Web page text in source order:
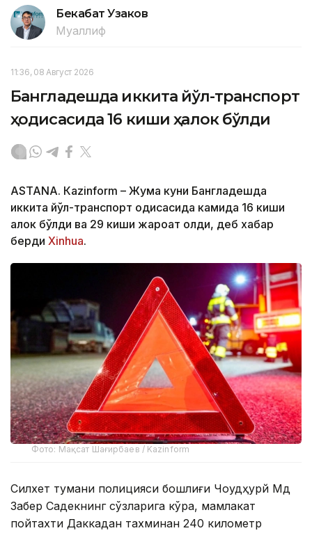
Бекабат Узаков
Муаллиф
11:36, 08 Август 2026
Бангладешда иккита йўл-транспорт
ҳодисасида 16 киши ҳалок бўлди
ASTANА. Кazinform – Жума куни Бангладешда
иккита йўл-транспорт ҳодисасида камида 16 киши
ҳалок бўлди ва 29 киши жароҳат олди, деб хабар
берди Xinhua.
Фото: Мақсат Шағирбаев / Kazinform
Силхет тумани полицияси бошлиғи Чоудҳурй Мд
Забер Садекнинг сўзларига кўра, мамлакат
пойтахти Даккадан тахминан 240 километр